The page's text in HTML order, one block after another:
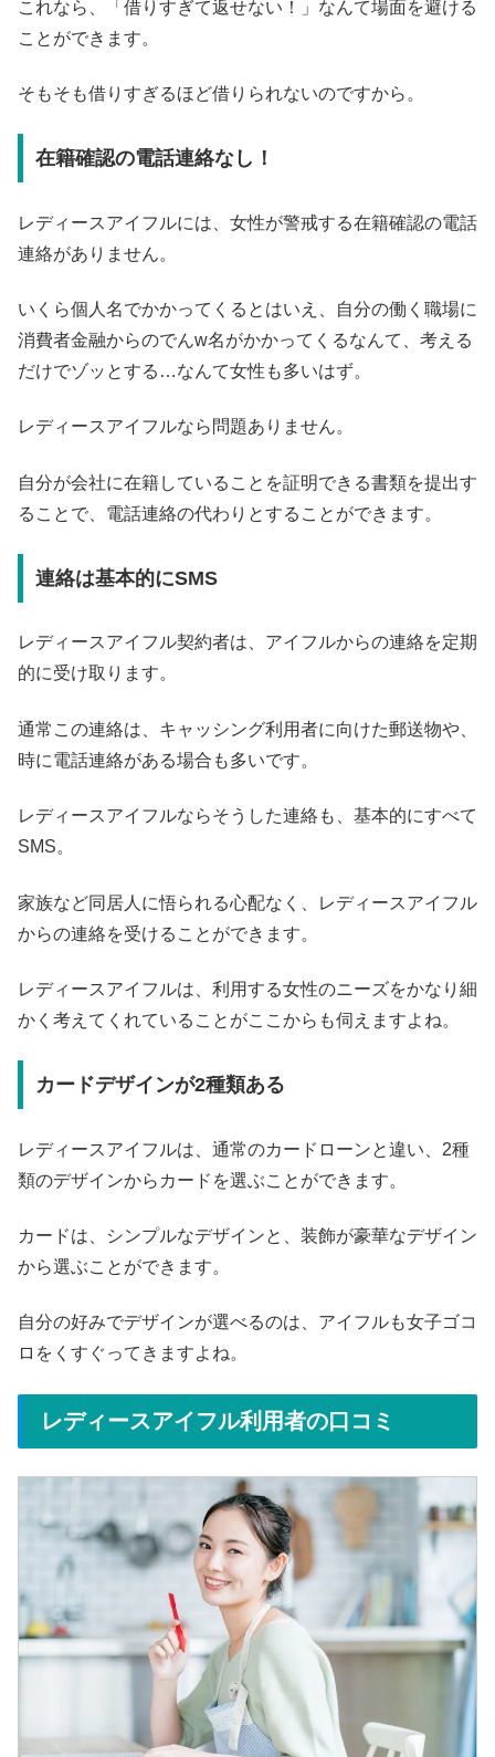
これなら、「借りすぎて返せない！」なんて場面を避ける
ことができます。
そもそも借りすぎるほど借りられないのですから。
在籍確認の電話連絡なし！
レディースアイフルには、女性が警戒する在籍確認の電話
連絡がありません。
いくら個人名でかかってくるとはいえ、自分の働く職場に
消費者金融からのでんw名がかかってくるなんて、考える
だけでゾッとする…なんて女性も多いはず。
レディースアイフルなら問題ありません。
自分が会社に在籍していることを証明できる書類を提出す
ることで、電話連絡の代わりとすることができます。
連絡は基本的にSMS
レディースアイフル契約者は、アイフルからの連絡を定期
的に受け取ります。
通常この連絡は、キャッシング利用者に向けた郵送物や、
時に電話連絡がある場合も多いです。
レディースアイフルならそうした連絡も、基本的にすべて
SMS。
家族など同居人に悟られる心配なく、レディースアイフル
からの連絡を受けることができます。
レディースアイフルは、利用する女性のニーズをかなり細
かく考えてくれていることがここからも伺えますよね。
カードデザインが2種類ある
レディースアイフルは、通常のカードローンと違い、2種
類のデザインからカードを選ぶことができます。
カードは、シンプルなデザインと、装飾が豪華なデザイン
から選ぶことができます。
自分の好みでデザインが選べるのは、アイフルも女子ゴコ
ロをくすぐってきますよね。
レディースアイフル利用者の口コミ